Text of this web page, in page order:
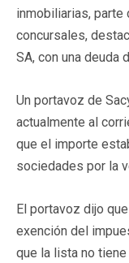
inmobiliarias,
concursales,
SA, con una deuda
Un portavoz de
actualmente al
que el importe
sociedades por la
El portavoz dijo
exención del
que la lista no